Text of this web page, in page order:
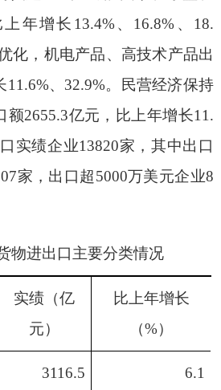
年增长 13.4%、 16.8% 、 18.
化，机电产品、高技术产品出
11.6%、 32.9%。民营经济保持
额2655.3亿元，比上年增长11.
实绩企业13820家，其中出口
家，出口超5000万美元企业8
物进出口主要分类情况
实绩（亿
元）
比上年增长
（%）
3116.5 6.1